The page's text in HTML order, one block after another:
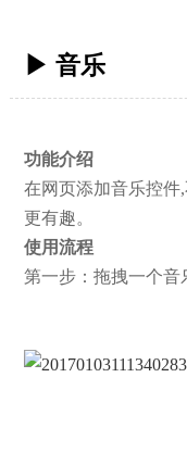
▶ 音乐
功能介绍
在网页添加音乐控件
更有趣。
使用流程
第一步：拖拽一个音